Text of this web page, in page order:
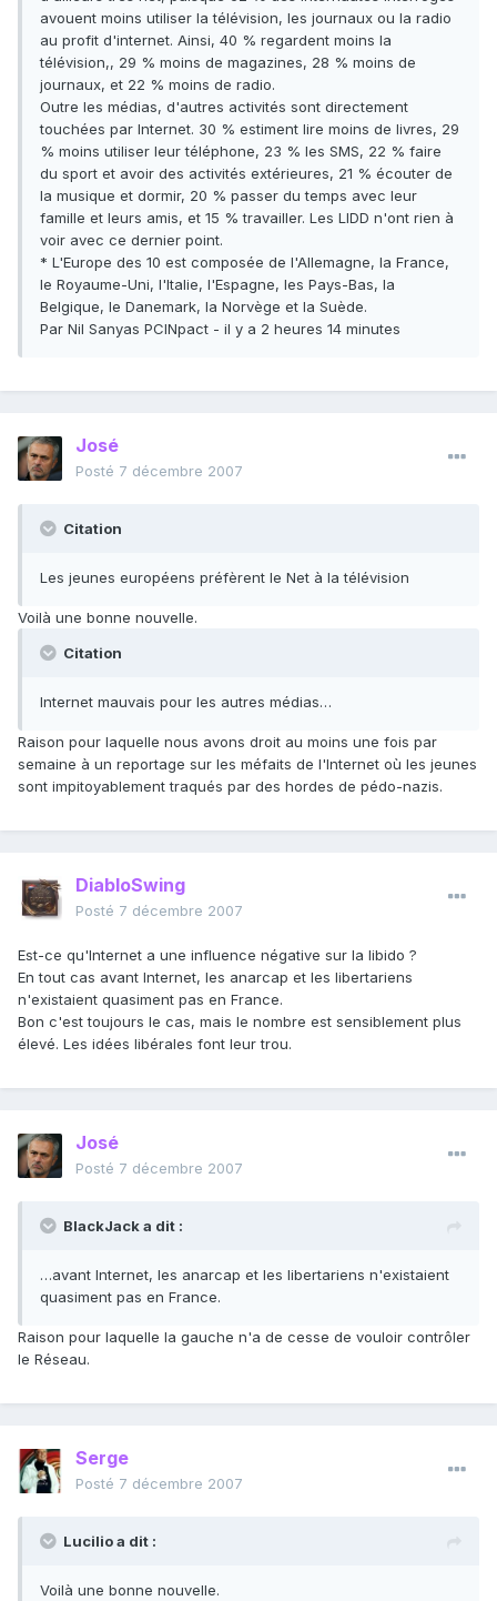
avouent moins utiliser la télévision, les journaux ou la radio
au profit d'internet. Ainsi, 40 % regardent moins la
télévision,, 29 % moins de magazines, 28 % moins de
journaux, et 22 % moins de radio.
Outre les médias, d'autres activités sont directement
touchées par Internet. 30 % estiment lire moins de livres, 29
% moins utiliser leur téléphone, 23 % les SMS, 22 % faire
du sport et avoir des activités extérieures, 21 % écouter de
la musique et dormir, 20 % passer du temps avec leur
famille et leurs amis, et 15 % travailler. Les LIDD n'ont rien à
voir avec ce dernier point.
* L'Europe des 10 est composée de l'Allemagne, la France,
le Royaume-Uni, l'Italie, l'Espagne, les Pays-Bas, la
Belgique, le Danemark, la Norvège et la Suède.
Par Nil Sanyas PCINpact - il y a 2 heures 14 minutes
José
Posté 7 décembre 2007
Citation
Les jeunes européens préfèrent le Net à la télévision
Voilà une bonne nouvelle.
Citation
Internet mauvais pour les autres médias…
Raison pour laquelle nous avons droit au moins une fois par
semaine à un reportage sur les méfaits de l'Internet où les jeunes
sont impitoyablement traqués par des hordes de pédo-nazis.
DiabloSwing
Posté 7 décembre 2007
Est-ce qu'Internet a une influence négative sur la libido ?
En tout cas avant Internet, les anarcap et les libertariens
n'existaient quasiment pas en France.
Bon c'est toujours le cas, mais le nombre est sensiblement plus
élevé. Les idées libérales font leur trou.
José
Posté 7 décembre 2007
BlackJack a dit :
…avant Internet, les anarcap et les libertariens n'existaient
quasiment pas en France.
Raison pour laquelle la gauche n'a de cesse de vouloir contrôler
le Réseau.
Serge
Posté 7 décembre 2007
Lucilio a dit :
Voilà une bonne nouvelle.